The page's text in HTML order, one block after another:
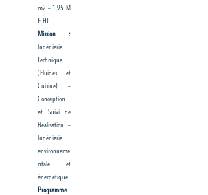
m2 – 1,95 M
€ HT
Mission :
Ingénierie
Technique
(Fluides et
Cuisine) –
Conception
et Suivi de
Réalisation –
Ingénierie
environneme
ntale et
énergétique
Programme